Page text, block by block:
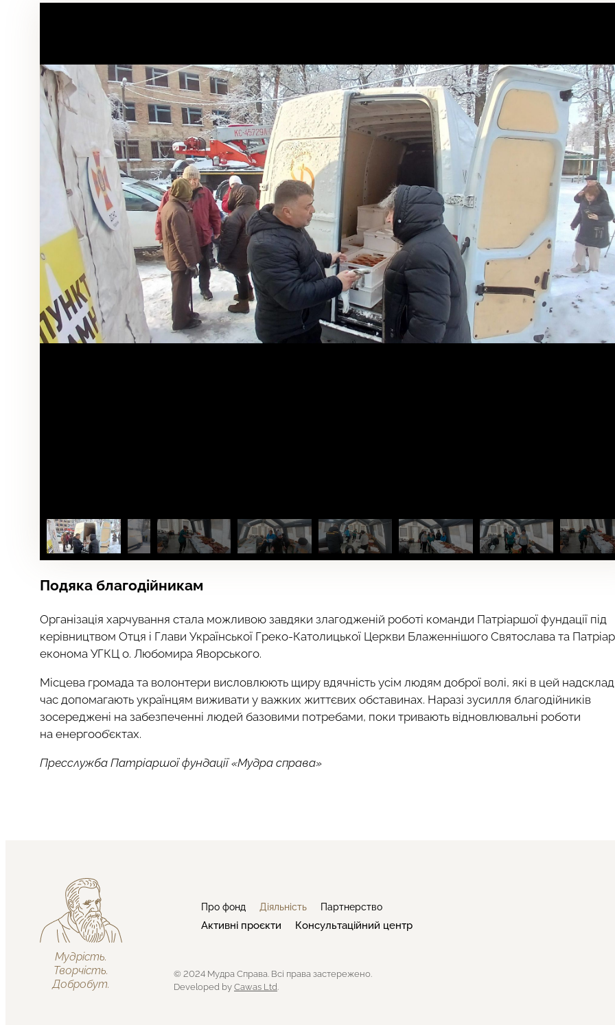
Подяка благодійникам
Організація харчування стала можливою завдяки злагодженій роботі команди Патріаршої фундації під
керівництвом Отця і Глави Української Греко-Католицької Церкви Блаженнішого Святослава та
економа УГКЦ о. Любомира Яворського.
Місцева громада та волонтери висловлюють щиру вдячність усім людям доброї волі, які в цей
час допомагають українцям виживати у важких життєвих обставинах. Наразі зусилля благодійників
зосереджені на забезпеченні людей базовими потребами, поки тривають відновлювальні роботи
на енергооб’єктах.
Пресслужба Патріаршої фундації «Мудра справа»
Мудрість.
Творчість.
Добробут.
Про фонд Діяльність Партнерство
Активні проєкти Консультаційний центр
© 2024 Мудра Справа. Всі права застережено.
Developed by Cawas Ltd.